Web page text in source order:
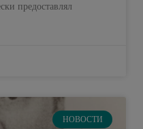
предоставлял
НОВОСТИ